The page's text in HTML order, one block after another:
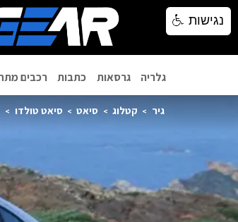
גלריה גרסאות כתבות רכבים
גיר קטלוג סיאט סיאט טולדו
נגישות
נגישות